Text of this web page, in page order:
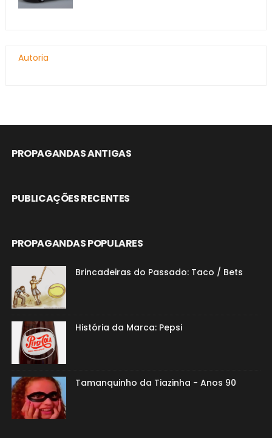
Autoria
PROPAGANDAS ANTIGAS
PUBLICAÇÕES RECENTES
PROPAGANDAS POPULARES
Brincadeiras do Passado: Taco / Bets
História da Marca: Pepsi
Tamanquinho da Tiazinha - Anos 90